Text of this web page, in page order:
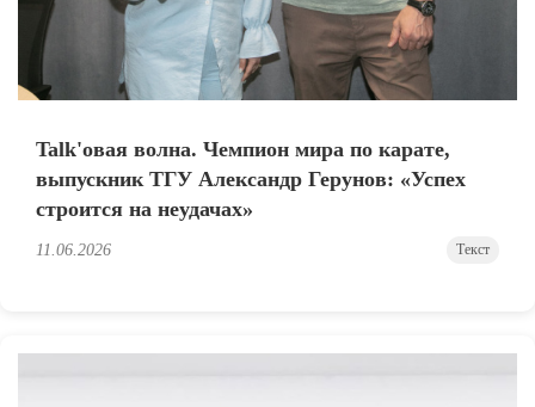
Talk'овая волна. Чемпион мира по карате,
выпускник ТГУ Александр Герунов: «Успех
строится на неудачах»
11.06.2026 Текст